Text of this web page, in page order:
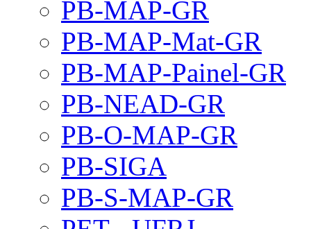
PB-MAP-GR
PB-MAP-Mat-GR
PB-MAP-Painel-GR
PB-NEAD-GR
PB-O-MAP-GR
PB-SIGA
PB-S-MAP-GR